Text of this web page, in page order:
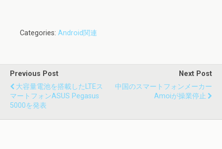
Categories: Android関連
Previous Post
大容量電池を搭載したLTEス
マートフォンASUS Pegasus
5000を発表
Next Post
中国のスマートフォンメーカー
Amoiが操業停止